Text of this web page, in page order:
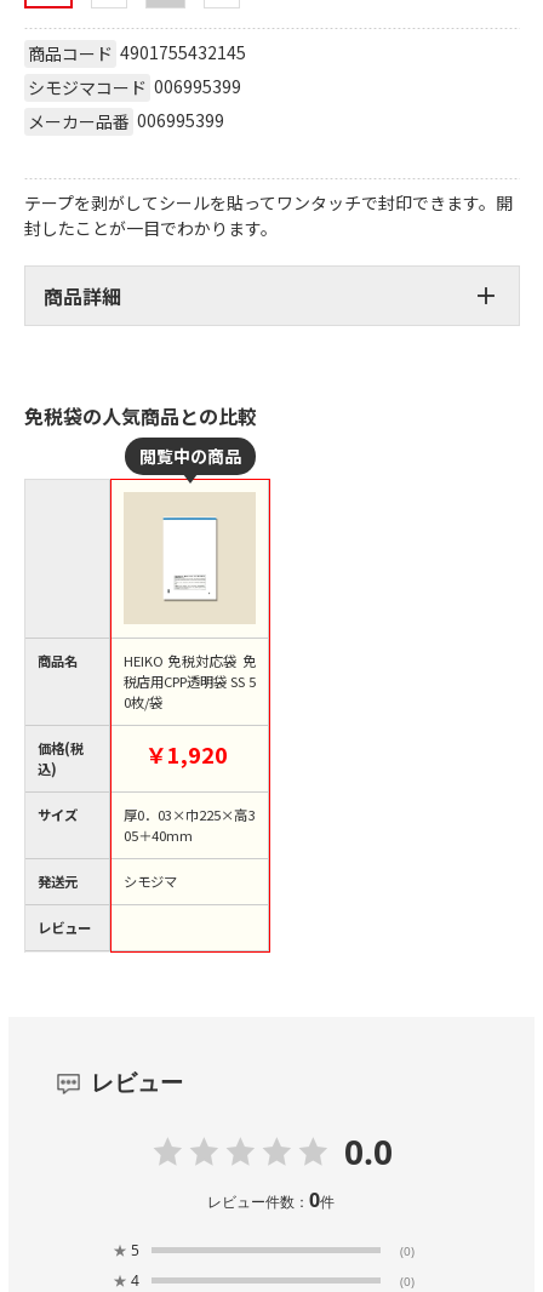
商品コード 4901755432145
シモジマコード 006995399
メーカー品番 006995399
テープを剥がしてシールを貼ってワンタッチで封印できます。開
封したことが一目でわかります。
商品詳細
免税袋の人気商品との比較
商品名
価格(税
込)
サイズ
発送元
レビュー
HEIKO 免税対応袋 免
税店用CPP透明袋 SS 5
0枚/袋
￥1,920
厚0．03×巾225×高3
05＋40mm
シモジマ
レビュー
0.0
レビュー件数：0件
★ 5 (0)
★ 4 (0)